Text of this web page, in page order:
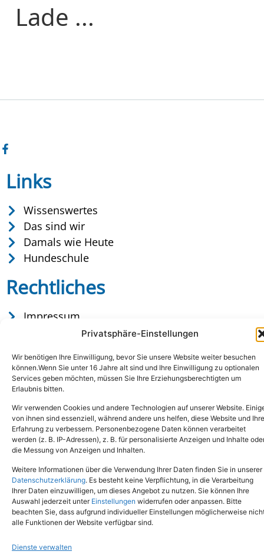
Privatsphäre-Einstellungen
Wir benötigen Ihre Einwilligung, bevor Sie unsere Website weiter besuchen
können.Wenn Sie unter 16 Jahre alt sind und Ihre Einwilligung zu optionalen
Services geben möchten, müssen Sie Ihre Erziehungsberechtigten um
Erlaubnis bitten.
Wir verwenden Cookies und andere Technologien auf unserer Website.
von ihnen sind essenziell, während andere uns helfen, diese Website und Ihre
Erfahrung zu verbessern. Personenbezogene Daten können verarbeitet
werden (z. B. IP-Adressen), z. B. für personalisierte Anzeigen und Inhalte
die Messung von Anzeigen und Inhalten.
Weitere Informationen über die Verwendung Ihrer Daten finden Sie in unserer
Datenschutzerklärung. Es besteht keine Verpflichtung, in die Verarbeitung
Ihrer Daten einzuwilligen, um dieses Angebot zu nutzen. Sie können Ihre
Auswahl jederzeit unter Einstellungen widerrufen oder anpassen. Bitte
beachten Sie, dass aufgrund individueller Einstellungen möglicherweise
alle Funktionen der Website verfügbar sind.
Dienste verwalten
Lade ...
Links
Wissenswertes
Das sind wir
Damals wie Heute
Hundeschule
Rechtliches
Impressum
Datenschutz
Copyright © 2024. Alle Rechte vorbehalten.
Tel.: (02651) - 77438info@tierheim-mayen.de
In der Pluns 1, 56727 Mayen